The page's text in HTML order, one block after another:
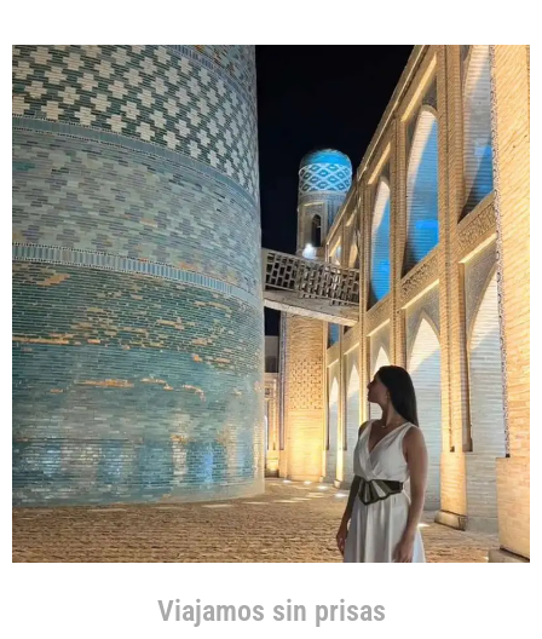
Viajamos sin prisas